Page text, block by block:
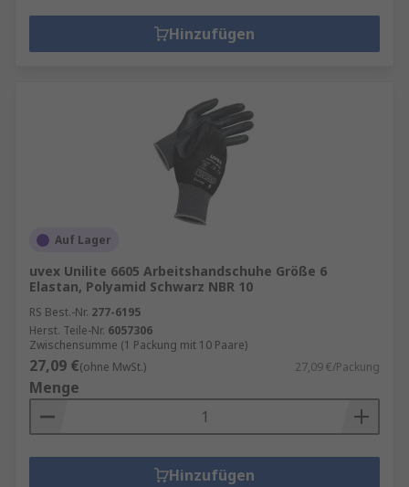
Hinzufügen
Auf Lager
uvex Unilite 6605 Arbeitshandschuhe Größe 6
Elastan, Polyamid Schwarz NBR 10
RS Best.-Nr. 277-6195
Herst. Teile-Nr. 6057306
Zwischensumme (1 Packung mit 10 Paare)
27,09 €(ohne MwSt.) 27,09 €/Packung
Menge
Hinzufügen